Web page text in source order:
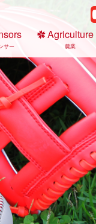
サー
Agriculture
農業